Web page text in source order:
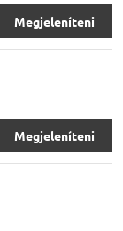
Megjeleníteni
Megjeleníteni